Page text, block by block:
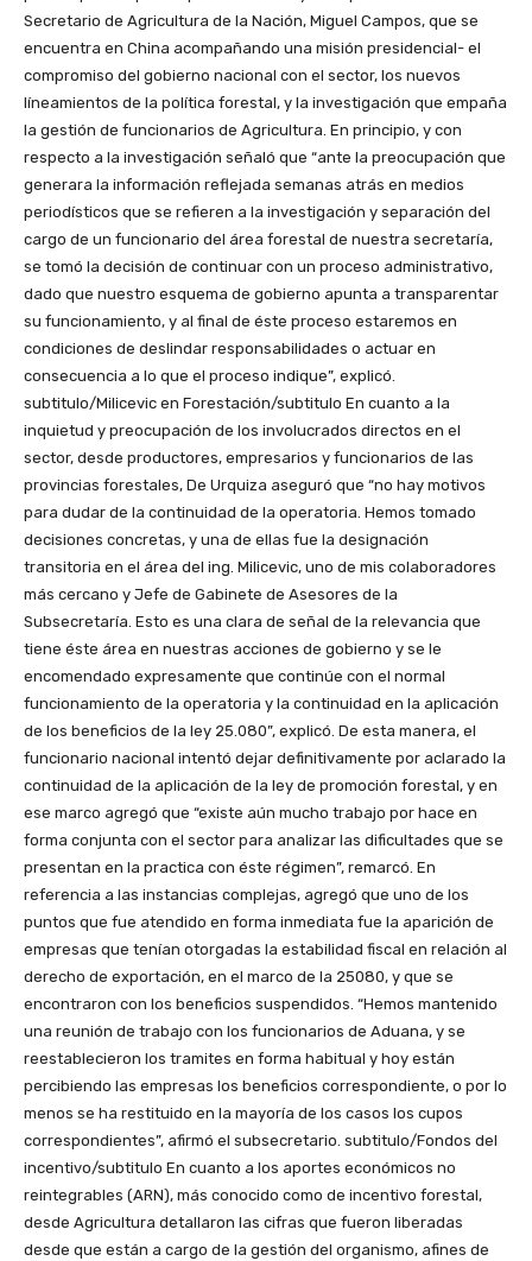
Secretario de Agricultura de la Nación, Miguel Campos, que se
encuentra en China acompañando una misión presidencial- el
compromiso del gobierno nacional con el sector, los nuevos
líneamientos de la política forestal, y la investigación que empaña
la gestión de funcionarios de Agricultura. En principio, y con
respecto a la investigación señaló que “ante la preocupación que
generara la información reflejada semanas atrás en medios
periodísticos que se refieren a la investigación y separación del
cargo de un funcionario del área forestal de nuestra secretaría,
se tomó la decisión de continuar con un proceso administrativo,
dado que nuestro esquema de gobierno apunta a transparentar
su funcionamiento, y al final de éste proceso estaremos en
condiciones de deslindar responsabilidades o actuar en
consecuencia a lo que el proceso indique”, explicó.
subtitulo/Milicevic en Forestación/subtitulo En cuanto a la
inquietud y preocupación de los involucrados directos en el
sector, desde productores, empresarios y funcionarios de las
provincias forestales, De Urquiza aseguró que “no hay motivos
para dudar de la continuidad de la operatoria. Hemos tomado
decisiones concretas, y una de ellas fue la designación
transitoria en el área del ing. Milicevic, uno de mis colaboradores
más cercano y Jefe de Gabinete de Asesores de la
Subsecretaría. Esto es una clara de señal de la relevancia que
tiene éste área en nuestras acciones de gobierno y se le
encomendado expresamente que continúe con el normal
funcionamiento de la operatoria y la continuidad en la aplicación
de los beneficios de la ley 25.080”, explicó. De esta manera, el
funcionario nacional intentó dejar definitivamente por aclarado la
continuidad de la aplicación de la ley de promoción forestal, y en
ese marco agregó que “existe aún mucho trabajo por hace en
forma conjunta con el sector para analizar las dificultades que se
presentan en la practica con éste régimen”, remarcó. En
referencia a las instancias complejas, agregó que uno de los
puntos que fue atendido en forma inmediata fue la aparición de
empresas que tenían otorgadas la estabilidad fiscal en relación al
derecho de exportación, en el marco de la 25080, y que se
encontraron con los beneficios suspendidos. “Hemos mantenido
una reunión de trabajo con los funcionarios de Aduana, y se
reestablecieron los tramites en forma habitual y hoy están
percibiendo las empresas los beneficios correspondiente, o por lo
menos se ha restituido en la mayoría de los casos los cupos
correspondientes”, afirmó el subsecretario. subtitulo/Fondos del
incentivo/subtitulo En cuanto a los aportes económicos no
reintegrables (ARN), más conocido como de incentivo forestal,
desde Agricultura detallaron las cifras que fueron liberadas
desde que están a cargo de la gestión del organismo, afines de